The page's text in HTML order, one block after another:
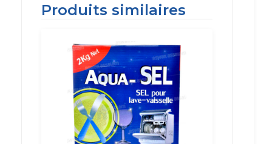
Produits similaires